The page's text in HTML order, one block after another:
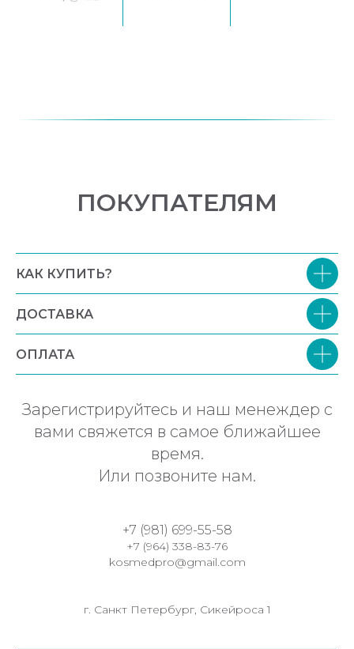
ПОКУПАТЕЛЯМ
КАК КУПИТЬ?
ДОСТАВКА
ОПЛАТА
Зарегистрируйтесь и наш менеждер с
вами свяжется в самое ближайшее
время.
Или позвоните нам.
+7 (981) 699-55-58
+7 (964) 338-83-76
kosmedpro@gmail.com
г. Санкт Петербург, Сикейроса 1